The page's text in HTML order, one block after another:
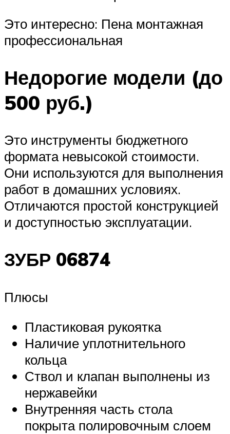
Это интересно: Пена монтажная
профессиональная
Недорогие модели (до
500 руб.)
Это инструменты бюджетного
формата невысокой стоимости.
Они используются для выполнения
работ в домашних условиях.
Отличаются простой конструкцией
и доступностью эксплуатации.
ЗУБР 06874
Плюсы
Пластиковая рукоятка
Наличие уплотнительного
кольца
Ствол и клапан выполнены из
нержавейки
Внутренняя часть стола
покрыта полировочным слоем